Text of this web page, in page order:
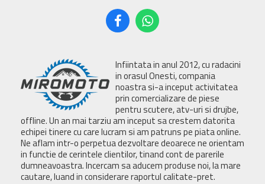
Infiintata in anul 2012, cu radacini
in orasul Onesti, compania
noastra si-a inceput activitatea
prin comercializare de piese
pentru scutere, atv-uri si drujbe,
offline. Un an mai tarziu am inceput sa crestem datorita
echipei tinere cu care lucram si am patruns pe piata online.
Ne aflam intr-o perpetua dezvoltare deoarece ne orientam
in functie de cerintele clientilor, tinand cont de parerile
dumneavoastra. Incercam sa aducem produse noi, la mare
cautare, luand in considerare raportul calitate-pret.